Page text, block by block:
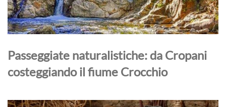
Passeggiate naturalistiche: da Cropani
costeggiando il fiume Crocchio